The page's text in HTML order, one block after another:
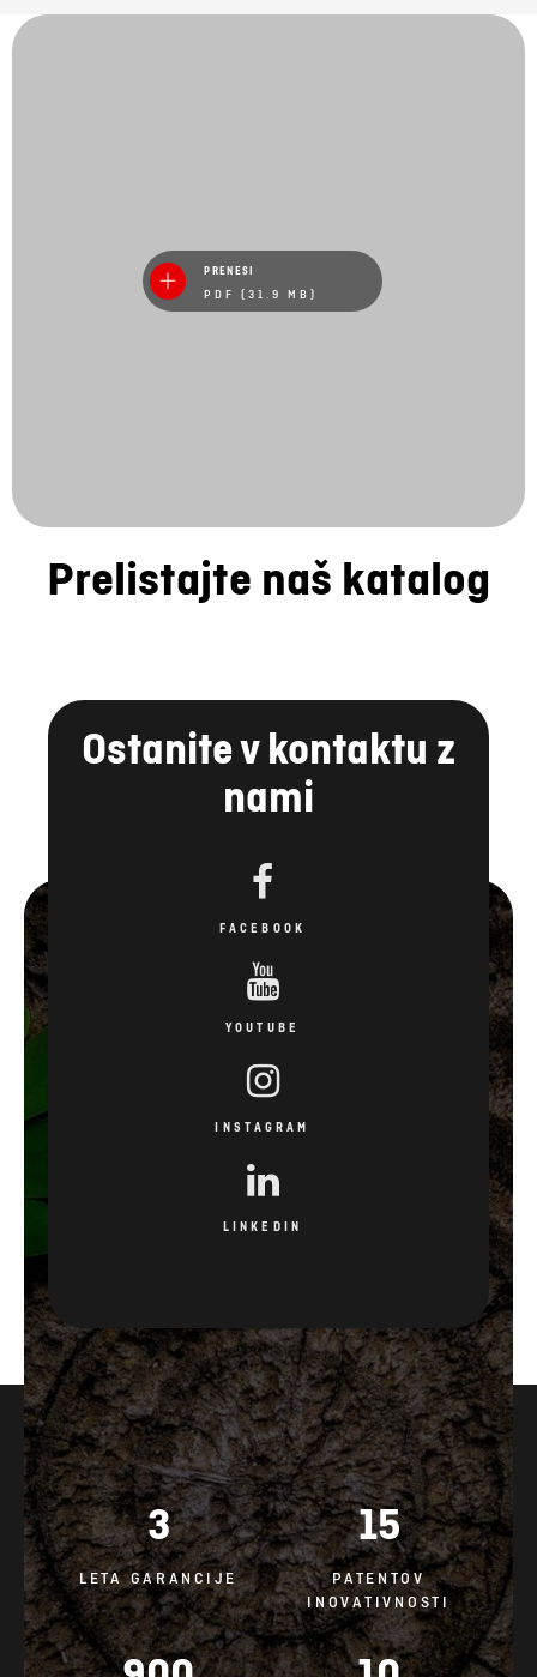
PRENESI
PDF (31.9 MB)
Prelistajte naš katalog
Ostanite v kontaktu z
nami
FACEBOOK
YOUTUBE
INSTAGRAM
LINKEDIN
3
LETA GARANCIJE
15
PATENTOV
INOVATIVNOSTI